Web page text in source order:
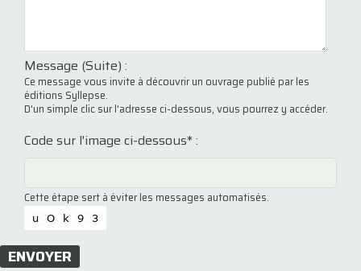
Message (Suite) :
Ce message vous invite à découvrir un ouvrage publié par les
éditions Syllepse.
D'un simple clic sur l'adresse ci-dessous, vous pourrez y accéder.
Code sur l'image ci-dessous* :
Cette étape sert à éviter les messages automatisés.
ENVOYER